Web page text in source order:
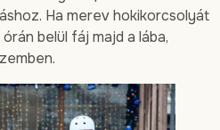
Ha merev hokikorcsolyát
belül fáj majd a lába,